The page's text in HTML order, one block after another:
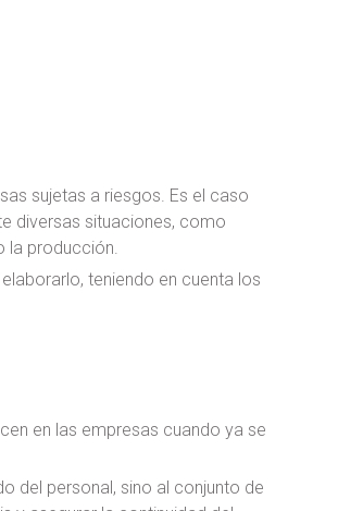
sujetas a riesgos. Es el caso
diversas situaciones, como
la producción.
teniendo en cuenta los
en las empresas cuando ya se
del personal, sino al conjunto de